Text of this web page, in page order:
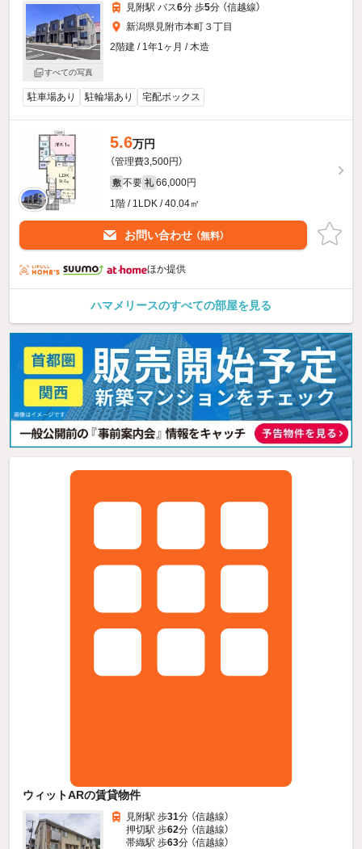
すべての写真
見附駅 バス6分 歩5分 （信越線）
新潟県見附市本町３丁目
2階建 / 1年1ヶ月 / 木造
駐車場あり 駐輪場あり 宅配ボックス
5.6万円
（管理費3,500円）
敷 不要 礼 66,000円
1階 / 1LDK / 40.04㎡
お問い合わせ （無料）
ほか提供
ハマメリースのすべての部屋を見る
ウィットARの賃貸物件
見附駅 歩31分 （信越線）
押切駅 歩62分 （信越線）
帯織駅 歩63分 （信越線）